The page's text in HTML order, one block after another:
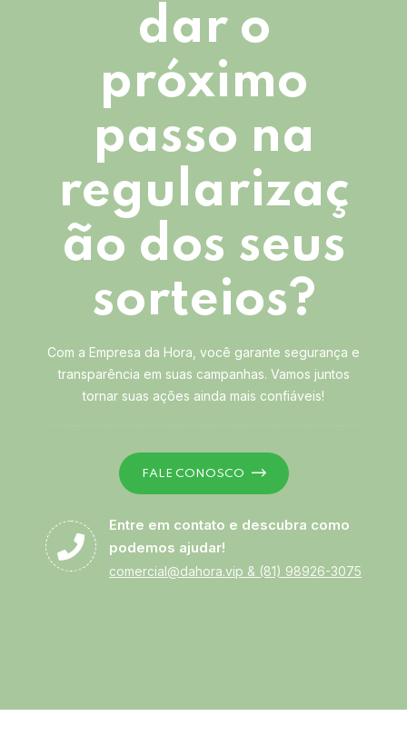
dar o
próximo
passo na
regularizaç
ão dos seus
sorteios?
Com a Empresa da Hora, você garante segurança e
transparência em suas campanhas. Vamos juntos
tornar suas ações ainda mais confiáveis!
FALE CONOSCO
Entre em contato e descubra como
podemos ajudar!
comercial@dahora.vip & (81) 98926-3075